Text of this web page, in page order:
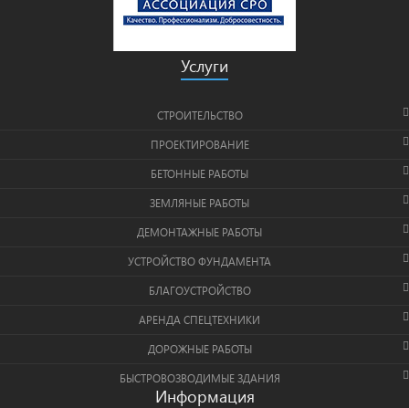
Услуги
СТРОИТЕЛЬСТВО
ПРОЕКТИРОВАНИЕ
БЕТОННЫЕ РАБОТЫ
ЗЕМЛЯНЫЕ РАБОТЫ
ДЕМОНТАЖНЫЕ РАБОТЫ
УСТРОЙСТВО ФУНДАМЕНТА
БЛАГОУСТРОЙСТВО
АРЕНДА СПЕЦТЕХНИКИ
ДОРОЖНЫЕ РАБОТЫ
БЫСТРОВОЗВОДИМЫЕ ЗДАНИЯ
Информация